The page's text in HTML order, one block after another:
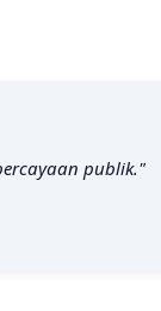
publik."